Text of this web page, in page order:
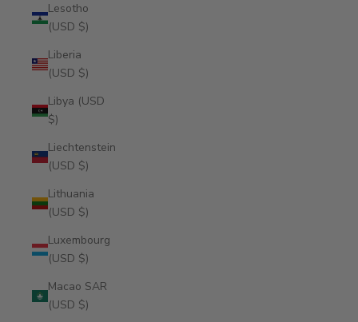
Lesotho
(USD $)
Liberia
(USD $)
Libya (USD
$)
Liechtenstein
(USD $)
Lithuania
(USD $)
Luxembourg
(USD $)
Macao SAR
(USD $)